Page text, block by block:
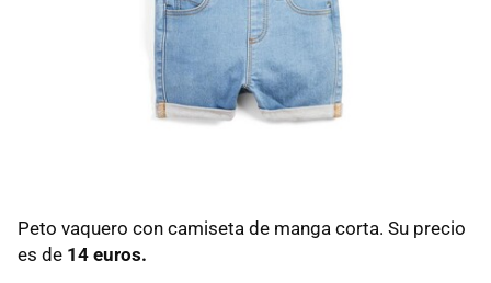
Peto vaquero con camiseta de manga corta. Su precio
es de 14 euros.